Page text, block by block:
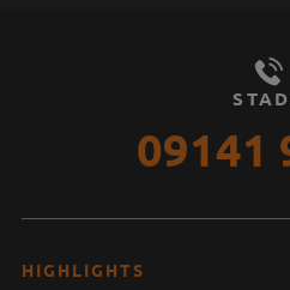
09141
HIGHLIGHTS